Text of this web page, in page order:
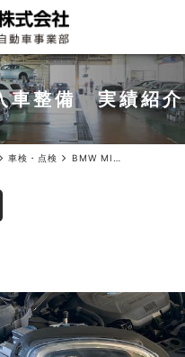
車整備 実績紹介
車検・点検